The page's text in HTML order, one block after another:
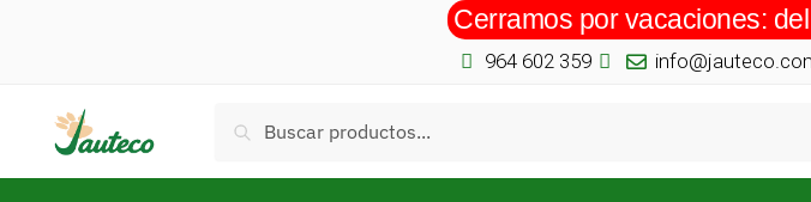
Cerramos por vacaciones:
964 602 359
Buscar